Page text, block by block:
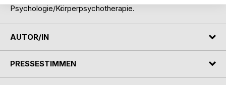
Psychologie/Körperpsychotherapie.
AUTOR/IN
PRESSESTIMMEN